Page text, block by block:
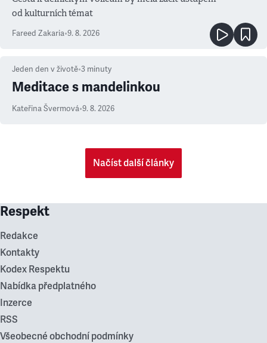
od kulturních témat
Fareed Zakaria•9. 8. 2026
Jeden den v životě•3 minuty
Meditace s mandelinkou
Kateřina Švermová•9. 8. 2026
Načíst další články
Respekt
Redakce
Kontakty
Kodex Respektu
Nabídka předplatného
Inzerce
RSS
Všeobecné obchodní podmínky